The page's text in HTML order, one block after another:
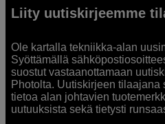
Liity uutiskirjeemme
Ole kartalla tekniikka-alan
Syöttämällä
suostut vastaanottamaan
Photolta. Uutiskirjeen tilaajana
tietoa alan johtavien
uutuuksista sekä tietysti